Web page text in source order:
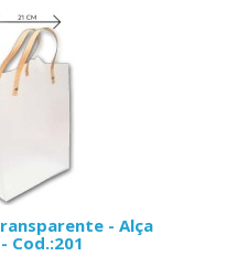
- Alça
Cod.:201